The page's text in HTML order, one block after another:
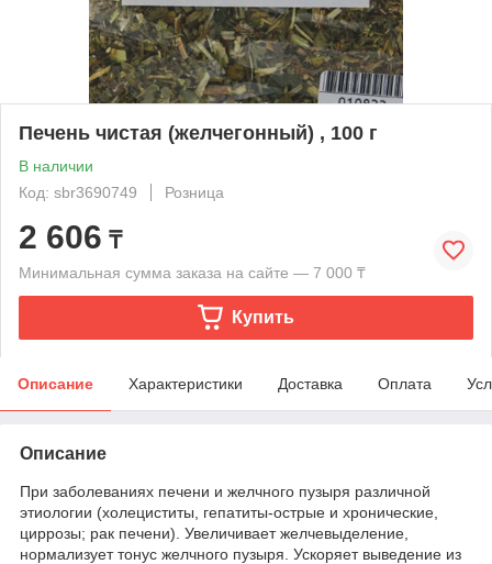
Печень чистая (желчегонный) , 100 г
В наличии
Код: sbr3690749
Розница
2 606 ₸
Минимальная сумма заказа на сайте — 7 000 ₸
Купить
Описание Характеристики Доставка Оплата
Описание
При заболеваниях печени и желчного пузыря различной
этиологии (холециститы, гепатиты-острые и хронические,
циррозы; рак печени). Увеличивает желчевыделение,
нормализует тонус желчного пузыря. Ускоряет выведение из